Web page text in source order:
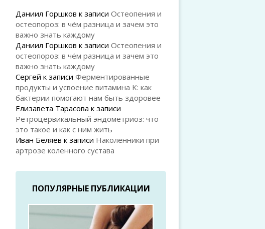
Даниил Горшков к записи Остеопения и
остеопороз: в чём разница и зачем это
важно знать каждому
Даниил Горшков к записи Остеопения и
остеопороз: в чём разница и зачем это
важно знать каждому
Сергей к записи Ферментированные
продукты и усвоение витамина K: как
бактерии помогают нам быть здоровее
Елизавета Тарасова к записи
Ретроцервикальный эндометриоз: что
это такое и как с ним жить
Иван Беляев к записи Наколенники при
артрозе коленного сустава
ПОПУЛЯРНЫЕ ПУБЛИКАЦИИ